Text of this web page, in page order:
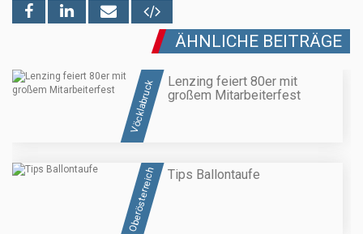
ÄHNLICHE BEITRÄGE
Vöcklabruck
Lenzing feiert 80er mit
großem Mitarbeiterfest
Oberösterreich Tips Ballontaufe